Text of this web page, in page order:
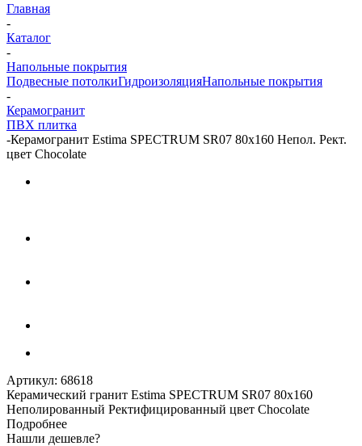
Главная
-
Каталог
-
Напольные покрытия
Подвесные потолкиГидроизоляцияНапольные покрытия
-
Керамогранит
ПВХ плитка
-Керамогранит Estima SPECTRUM SR07 80x160 Непол. Рект.
цвет Chocolate
Артикул: 68618
Керамический гранит Estima SPECTRUM SR07 80x160
Неполированный Ректифицированный цвет Chocolate
Подробнее
Нашли дешевле?